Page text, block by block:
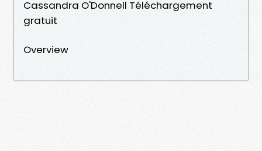
Cassandra O'Donnell Téléchargement
gratuit
Overview